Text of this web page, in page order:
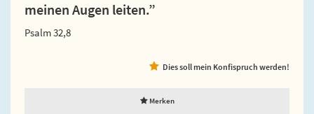
meinen Augen leiten.”
Psalm 32,8
Dies soll mein Konfispruch werden!
Merken